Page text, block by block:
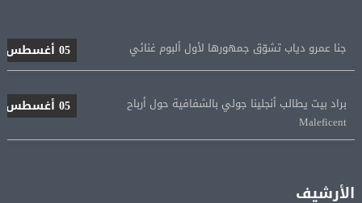
Maleficent
الأرشيف